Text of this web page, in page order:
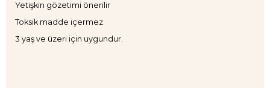
Yetişkin gözetimi önerilir
Toksik madde içermez
3 yaş ve üzeri için uygundur.